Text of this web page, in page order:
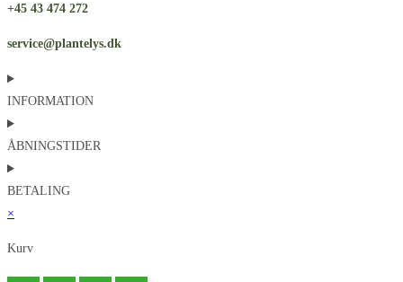
+45 43 474 272
service@plantelys.dk
INFORMATION
ÅBNINGSTIDER
BETALING
×
Kurv